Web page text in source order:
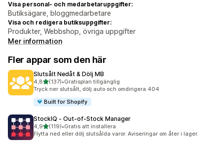
Visa personal- och medarbetaruppgifter:
Butiksägare, bloggmedarbetare
Visa och redigera butiksuppgifter:
Produkter, Webbshop, övriga uppgifter
Mer information
Fler appar som den här
Slutsålt Nedåt & Dölj MB
4,8av 5 stjärnor
(137)
137 recensioner totalt
•Gratisplan tillgänglig
Tryck ner slutsålt, dölj auto och omdirigera 404
Built for Shopify
StockIQ ‑ Out‑of‑Stock Manager
4,9av 5 stjärnor
(119)
119 recensioner totalt
•Gratis att installera
Flytta ned eller dölj slutsålda varor. Aviseringar om åter i lager.